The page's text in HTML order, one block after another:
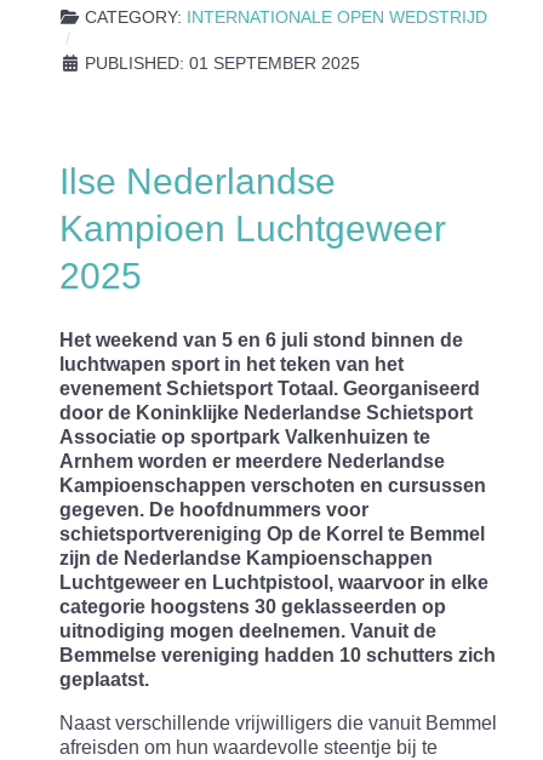
CATEGORY: INTERNATIONALE OPEN WEDSTRIJD
PUBLISHED: 01 SEPTEMBER 2025
Ilse Nederlandse
Kampioen Luchtgeweer
2025
Het weekend van 5 en 6 juli stond binnen de
luchtwapen sport in het teken van het
evenement Schietsport Totaal. Georganiseerd
door de Koninklijke Nederlandse Schietsport
Associatie op sportpark Valkenhuizen te
Arnhem worden er meerdere Nederlandse
Kampioenschappen verschoten en cursussen
gegeven. De hoofdnummers voor
schietsportvereniging Op de Korrel te Bemmel
zijn de Nederlandse Kampioenschappen
Luchtgeweer en Luchtpistool, waarvoor in elke
categorie hoogstens 30 geklasseerden op
uitnodiging mogen deelnemen. Vanuit de
Bemmelse vereniging hadden 10 schutters zich
geplaatst.
Naast verschillende vrijwilligers die vanuit Bemmel
afreisden om hun waardevolle steentje bij te